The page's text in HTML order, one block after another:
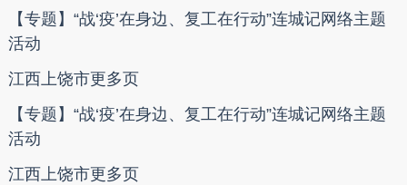
【专题】“战‘疫’在身边、复工在行动”连城记网络主题
活动
江西上饶市更多页
【专题】“战‘疫’在身边、复工在行动”连城记网络主题
活动
江西上饶市更多页